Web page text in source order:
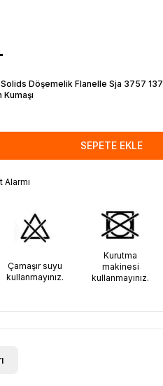
Döşemelik Flanelle Sja 3757 137
Kumaşı
SEPETE EKLE
Alarmı
Çamaşır suyu
kullanmayınız.
Kurutma
makinesi
kullanmayınız.